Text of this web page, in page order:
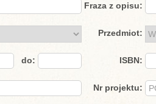
Fraza z opisu:
Przedmiot:
do: ISBN:
Nr projektu: